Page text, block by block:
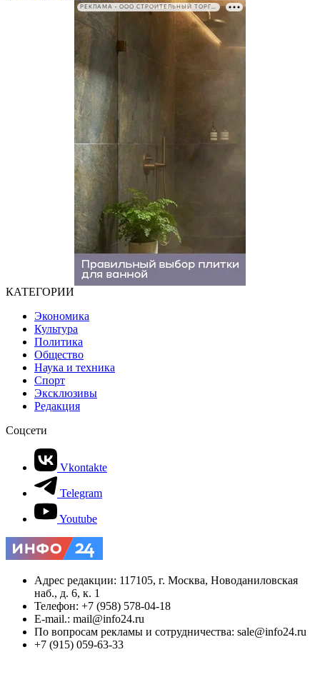
РЕКЛАМА • ООО СТРОИТЕЛЬНЫЙ ТОРГОВЫЙ ДОМ «ПЕТРОВИЧ». ИНН: 7802348846
КАТЕГОРИИ
Экономика
Культура
Политика
Общество
Наука и техника
Спорт
Эксклюзивы
Редакция
Соцсети
Vkontakte
Telegram
Youtube
Адрес редакции: 117105, г. Москва, Новоданиловская
наб., д. 6, к. 1
Телефон: +7 (958) 578-04-18
E-mail.: mail@info24.ru
По вопросам рекламы и сотрудничества: sale@info24.ru
+7 (915) 059-63-33